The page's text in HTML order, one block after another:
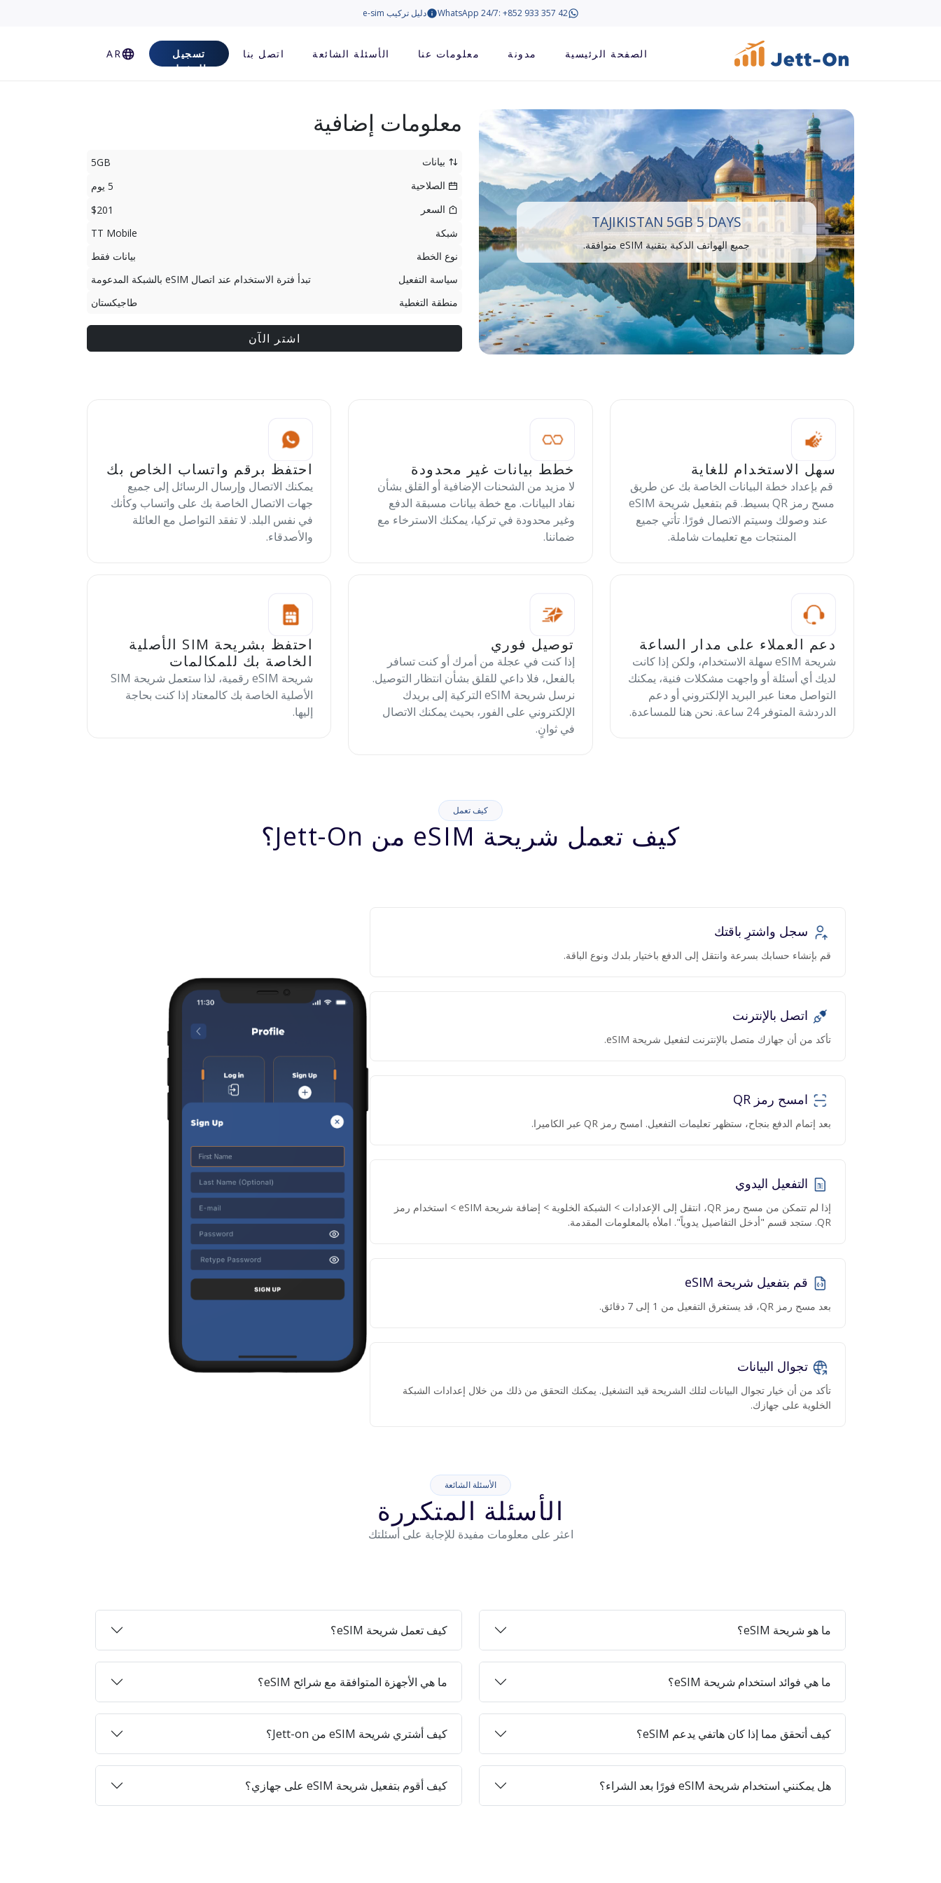
WhatsApp 24/7: +852 933 357 42 دليل تركيب e-sim
الصفحة الرئيسية مدونة معلومات عنا الأسئلة الشائعة اتصل بنا
تسجيل
الدخول
AR
TAJIKISTAN 5GB 5 DAYS
جميع الهواتف الذكية بتقنية eSIM متوافقة.
معلومات إضافية
بيانات
5GB
الصلاحية
5 يوم
السعر
$201
شبكة
TT Mobile
نوع الخطة
بيانات فقط
سياسة التفعيل
تبدأ فترة الاستخدام عند اتصال eSIM بالشبكة المدعومة
منطقة التغطية
طاجيكستان
اشتر الآن
سهل الاستخدام للغاية
قم بإعداد خطة البيانات الخاصة بك عن طريق
مسح رمز QR بسيط. قم بتفعيل شريحة eSIM
عند وصولك وسيتم الاتصال فورًا. تأتي جميع
المنتجات مع تعليمات شاملة.
خطط بيانات غير محدودة
لا مزيد من الشحنات الإضافية أو القلق بشأن
نفاد البيانات. مع خطة بيانات مسبقة الدفع
وغير محدودة في تركيا، يمكنك الاسترخاء مع
ضماننا.
احتفظ برقم واتساب الخاص بك
يمكنك الاتصال وإرسال الرسائل إلى جميع
جهات الاتصال الخاصة بك على واتساب وكأنك
في نفس البلد. لا تفقد التواصل مع العائلة
والأصدقاء.
دعم العملاء على مدار الساعة
شريحة eSIM سهلة الاستخدام، ولكن إذا كانت
لديك أي أسئلة أو واجهت مشكلات فنية، يمكنك
التواصل معنا عبر البريد الإلكتروني أو دعم
الدردشة المتوفر 24 ساعة. نحن هنا للمساعدة.
توصيل فوري
إذا كنت في عجلة من أمرك أو كنت تسافر
بالفعل، فلا داعي للقلق بشأن انتظار التوصيل.
نرسل شريحة eSIM التركية إلى بريدك
الإلكتروني على الفور، بحيث يمكنك الاتصال
في ثوانٍ.
احتفظ بشريحة SIM الأصلية
الخاصة بك للمكالمات
شريحة eSIM رقمية، لذا ستعمل شريحة SIM
الأصلية الخاصة بك كالمعتاد إذا كنت بحاجة
إليها.
كيف تعمل
كيف تعمل شريحة eSIM من Jett-On؟
سجل واشترِ باقتك
قم بإنشاء حسابك بسرعة وانتقل إلى الدفع باختيار بلدك ونوع الباقة.
اتصل بالإنترنت
تأكد من أن جهازك متصل بالإنترنت لتفعيل شريحة eSIM.
امسح رمز QR
بعد إتمام الدفع بنجاح، ستظهر تعليمات التفعيل. امسح رمز QR عبر الكاميرا.
التفعيل اليدوي
إذا لم تتمكن من مسح رمز QR، انتقل إلى الإعدادات > الشبكة الخلوية > إضافة شريحة eSIM > استخدام رمز
QR. ستجد قسم "أدخل التفاصيل يدوياً". املأه بالمعلومات المقدمة.
قم بتفعيل شريحة eSIM
بعد مسح رمز QR، قد يستغرق التفعيل من 1 إلى 7 دقائق.
تجوال البيانات
تأكد من أن خيار تجوال البيانات لتلك الشريحة قيد التشغيل. يمكنك التحقق من ذلك من خلال إعدادات الشبكة
الخلوية على جهازك.
الأسئلة الشائعة
الأسئلة المتكررة
اعثر على معلومات مفيدة للإجابة على أسئلتك
ما هو شريحة eSIM؟ كيف تعمل شريحة eSIM؟
ما هي فوائد استخدام شريحة eSIM؟ ما هي الأجهزة المتوافقة مع شرائح eSIM؟
كيف أتحقق مما إذا كان هاتفي يدعم eSIM؟ كيف أشتري شريحة eSIM من Jett-on؟
هل يمكنني استخدام شريحة eSIM فورًا بعد الشراء؟ كيف أقوم بتفعيل شريحة eSIM على جهازي؟